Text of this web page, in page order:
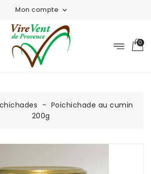
Mon compte 
0
Poichichade au cumin
200g